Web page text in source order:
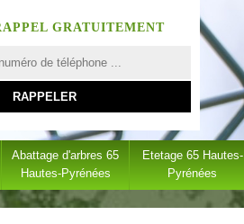
GRATUITEMENT
Abattage d'arbres 65
Hautes-Pyrénées
Etetage 65 Hautes-
Pyrénées